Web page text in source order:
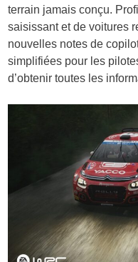
terrain jamais conçu.
saisissant etde voitures
nouvelles notes de
simplifiées pour les
d’obtenir toutes les